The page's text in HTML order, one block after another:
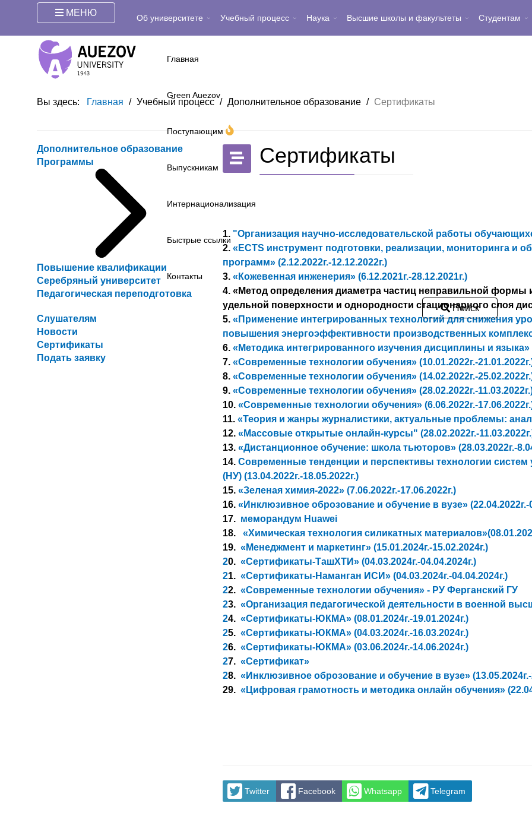
МЕНЮ Об университете Учебный процесс Наука Высшие школы и факультеты Студентам
Главная
Green Auezov
Поступающим
Выпускникам
Интернационализация
Быстрые ссылки
Контакты
Поиск
Вы здесь: Главная / Учебный процесс / Дополнительное образование / Сертификаты
Дополнительное образование
Программы
Повышение квалификации
Серебряный университет
Педагогическая переподготовка
Слушателям
Новости
Сертификаты
Подать заявку
Сертификаты
1. "Организация научно-исследовательской работы
2. «ECTS инструмент подготовки, реализации, мониторинга и
программ» (2.12.2022г.-12.12.2022г.)
3. «Кожевенная инженерия» (6.12.2021г.-28.12.2021г.)
4. «Метод определения диаметра частиц неправильной формы
удельной поверхности и однородности стационарного слоя
5. «Применение интегрированных технологий для снижения
повышения энергоэффективности производственных
6. «Методика интегрированного изучения дисциплины и языка»
7. «Современные технологии обучения» (10.01.2022г.-
8. «Современные технологии обучения» (14.02.2022г.-
9. «Современные технологии обучения» (28.02.2022г.-
10. «Современные технологии обучения» (6.06.2022г.-
11. «Теория и жанры журналистики, актуальные проблемы:
12. «Массовые открытые онлайн-курсы" (28.02.2022г.-
13. «Дистанционное обучение: школа тьюторов» (28.03.2022г.-
14. Современные тенденции и перспективы технологии систем
(НУ) (13.04.2022г.-18.05.2022г.)
15. «Зеленая химия-2022» (7.06.2022г.-17.06.2022г.)
16. «Инклюзивное оброзование и обучение в вузе» (22.04.2022г.-
17. меморандум Huawei
18. «Химическая технология силикатных
19. «Менеджмент и маркетинг» (15.01.2024г.-15.02.2024г.)
20. «Сертификаты-ТашХТИ» (04.03.2024г.-04.04.2024г.)
21. «Сертификаты-Наманган ИСИ» (04.03.2024г.-04.04.2024г.)
22. «Современные технологии обучения» - РУ Ферганский ГУ
23. «Организация педагогической деятельности в военной
24. «Сертификаты-ЮКМА» (08.01.2024г.-19.01.2024г.)
25. «Сертификаты-ЮКМА» (04.03.2024г.-16.03.2024г.)
26. «Сертификаты-ЮКМА» (03.06.2024г.-14.06.2024г.)
27. «Сертификат»
28. «Инклюзивное оброзование и обучение в вузе» (13.05.2024г.-
29. «Цифровая грамотность и методика онлайн обучения»
Twitter Facebook Whatsapp Telegram